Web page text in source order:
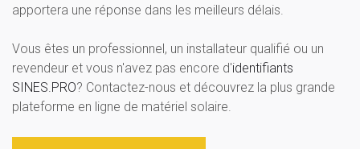
apportera une réponse dans les meilleurs délais.
Vous êtes un professionnel, un installateur qualifié ou un
revendeur et vous n'avez pas encore d'identifiants
SINES.PRO? Contactez-nous et découvrez la plus grande
plateforme en ligne de matériel solaire.